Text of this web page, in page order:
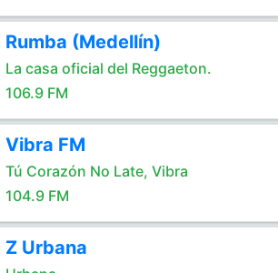
Rumba (Medellín)
La casa oficial del Reggaeton.
106.9 FM
Vibra FM
Tú Corazón No Late, Vibra
104.9 FM
Z Urbana